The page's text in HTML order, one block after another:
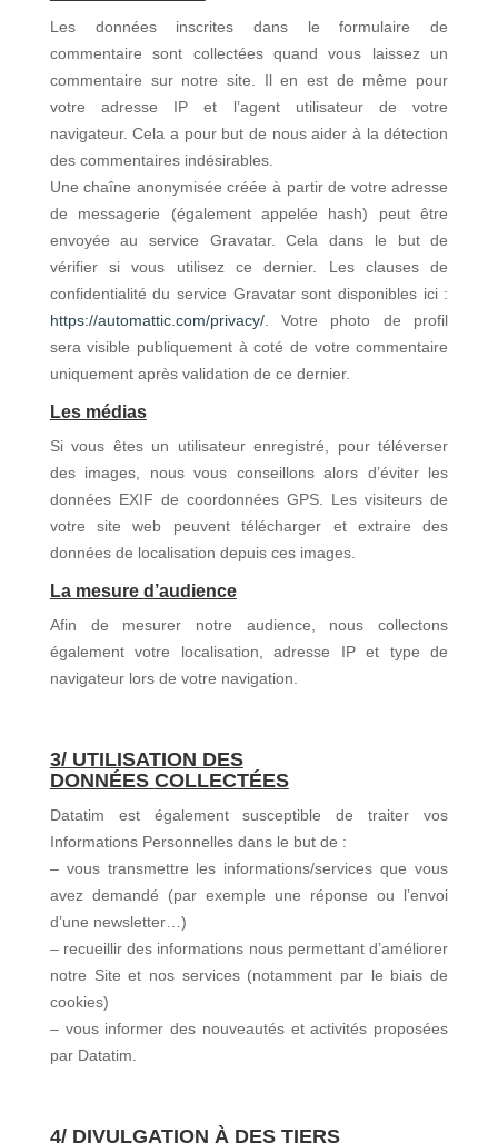
Les données inscrites dans le formulaire de
commentaire sont collectées quand vous laissez un
commentaire sur notre site. Il en est de même pour
votre adresse IP et l’agent utilisateur de votre
navigateur. Cela a pour but de nous aider à la détection
des commentaires indésirables.
Une chaîne anonymisée créée à partir de votre adresse
de messagerie (également appelée hash) peut être
envoyée au service Gravatar. Cela dans le but de
vérifier si vous utilisez ce dernier. Les clauses de
confidentialité du service Gravatar sont disponibles ici :
https://automattic.com/privacy/. Votre photo de profil
sera visible publiquement à coté de votre commentaire
uniquement après validation de ce dernier.
Les médias
Si vous êtes un utilisateur enregistré, pour téléverser
des images, nous vous conseillons alors d’éviter les
données EXIF de coordonnées GPS. Les visiteurs de
votre site web peuvent télécharger et extraire des
données de localisation depuis ces images.
La mesure d’audience
Afin de mesurer notre audience, nous collectons
également votre localisation, adresse IP et type de
navigateur lors de votre navigation.
3/ UTILISATION DES
DONNÉES COLLECTÉES
Datatim est également susceptible de traiter vos
Informations Personnelles dans le but de :
– vous transmettre les informations/services que vous
avez demandé (par exemple une réponse ou l’envoi
d’une newsletter…)
– recueillir des informations nous permettant d’améliorer
notre Site et nos services (notamment par le biais de
cookies)
– vous informer des nouveautés et activités proposées
par Datatim.
4/ DIVULGATION À DES TIERS